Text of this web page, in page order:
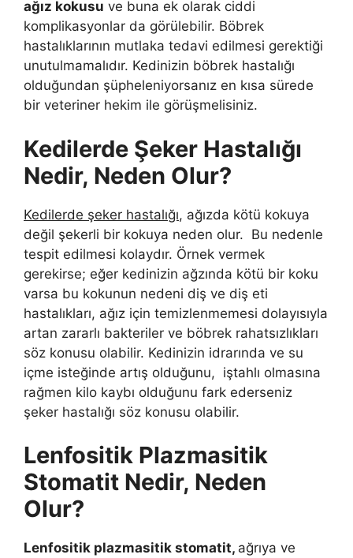
ağız kokusu ve buna ek olarak ciddi
komplikasyonlar da görülebilir. Böbrek
hastalıklarının mutlaka tedavi edilmesi gerektiği
unutulmamalıdır. Kedinizin böbrek hastalığı
olduğundan şüpheleniyorsanız en kısa sürede
bir veteriner hekim ile görüşmelisiniz.
Kedilerde Şeker Hastalığı
Nedir, Neden Olur?
Kedilerde şeker hastalığı, ağızda kötü kokuya
değil şekerli bir kokuya neden olur. Bu nedenle
tespit edilmesi kolaydır. Örnek vermek
gerekirse; eğer kedinizin ağzında kötü bir koku
varsa bu kokunun nedeni diş ve diş eti
hastalıkları, ağız için temizlenmemesi dolayısıyla
artan zararlı bakteriler ve böbrek rahatsızlıkları
söz konusu olabilir. Kedinizin idrarında ve su
içme isteğinde artış olduğunu, iştahlı olmasına
rağmen kilo kaybı olduğunu fark ederseniz
şeker hastalığı söz konusu olabilir.
Lenfositik Plazmasitik
Stomatit Nedir, Neden
Olur?
Lenfositik plazmasitik stomatit, ağrıya ve